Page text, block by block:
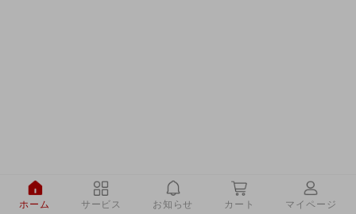
ホーム サービス お知らせ カート マイページ